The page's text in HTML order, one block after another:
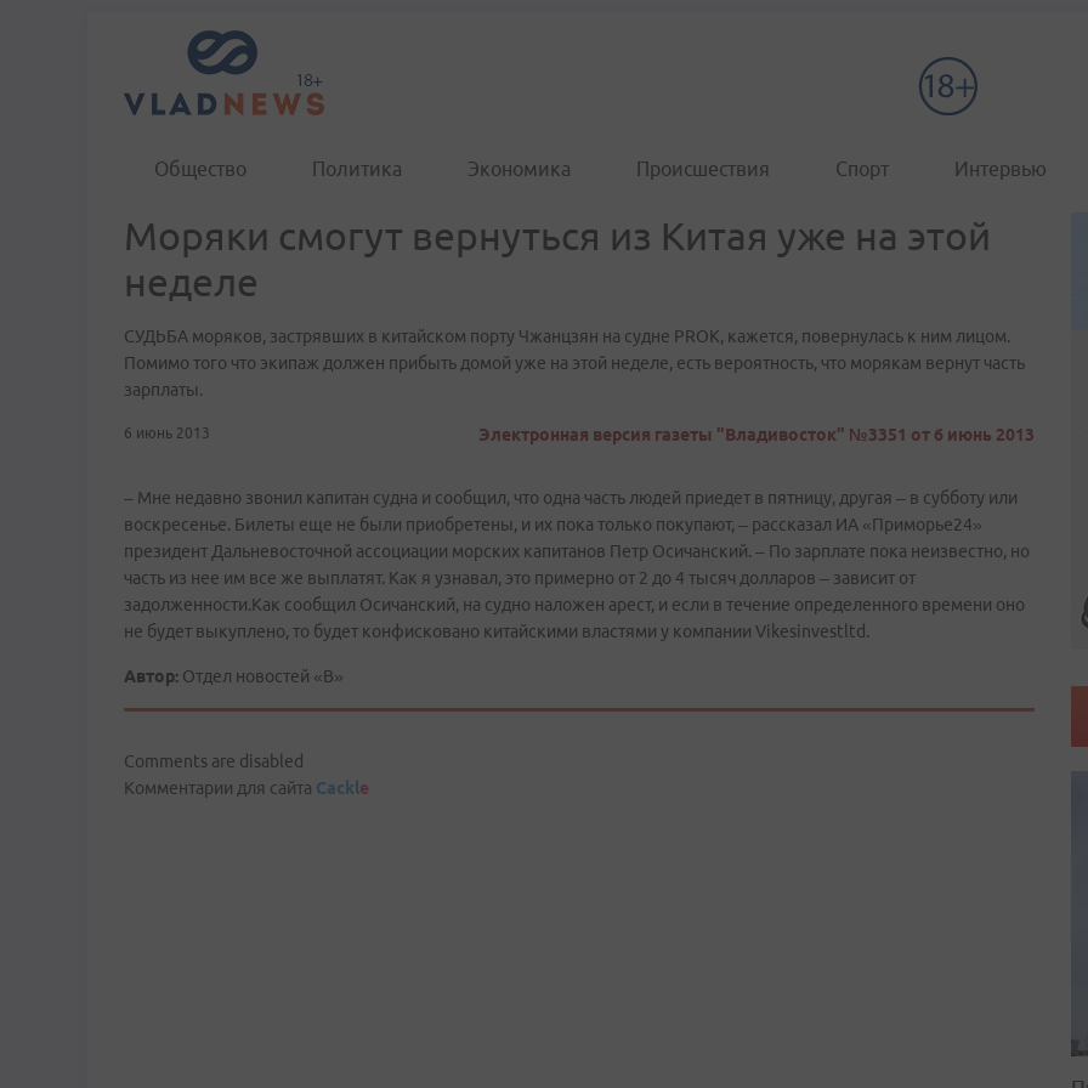
Общество Политика Экономика Происшествия Спорт Интервью
Моряки смогут вернуться из Китая уже на этой
неделе
СУДЬБА моряков, застрявших в китайском порту Чжанцзян на судне PROK, кажется, повернулась к ним лицом.
Помимо того что экипаж должен прибыть домой уже на этой неделе, есть вероятность, что морякам вернут часть
зарплаты.
6 июнь 2013 Электронная версия газеты "Владивосток" №3351 от 6 июнь 2013
– Мне недавно звонил капитан судна и сообщил, что одна часть людей приедет в пятницу, другая – в субботу или
воскресенье. Билеты еще не были приобретены, и их пока только покупают, – рассказал ИА «Приморье24»
президент Дальневосточной ассоциации морских капитанов Петр Осичанский. – По зарплате пока неизвестно, но
часть из нее им все же выплатят. Как я узнавал, это примерно от 2 до 4 тысяч долларов – зависит от
задолженности.Как сообщил Осичанский, на судно наложен арест, и если в течение определенного времени оно
не будет выкуплено, то будет конфисковано китайскими властями у компании Vikesinvestltd.
Автор: Отдел новостей «В»
Comments are disabled
Комментарии для сайта Cackle